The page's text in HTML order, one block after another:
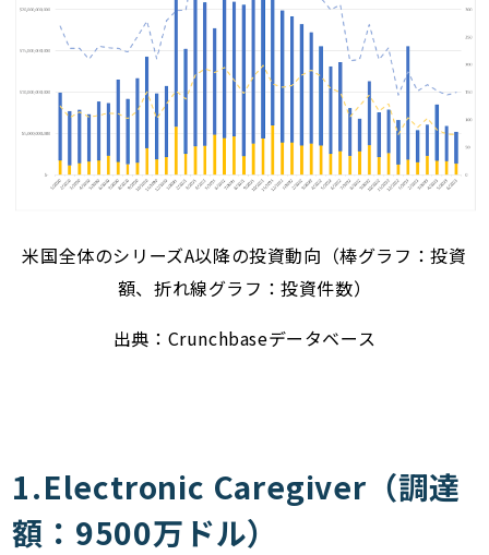
米国全体のシリーズA以降の投資動向（棒グラフ：投資
額、折れ線グラフ：投資件数）
出典：Crunchbaseデータベース
1.Electronic Caregiver（調達
額：9500万ドル）